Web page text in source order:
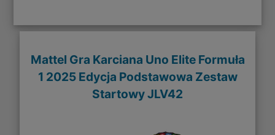
Mattel Gra Karciana Uno Elite Formuła
1 2025 Edycja Podstawowa Zestaw
Startowy JLV42